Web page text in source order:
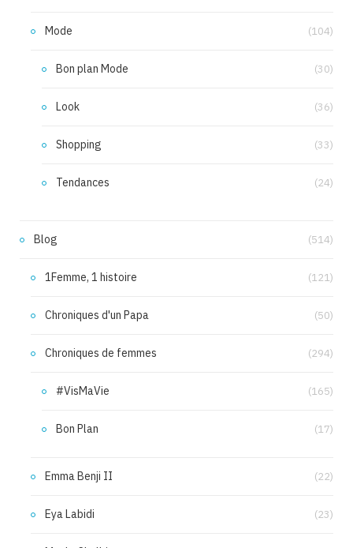
Mode (104)
Bon plan Mode (30)
Look (36)
Shopping (33)
Tendances (24)
Blog (514)
1Femme, 1 histoire (121)
Chroniques d'un Papa (50)
Chroniques de femmes (294)
#VisMaVie (165)
Bon Plan (17)
Emma Benji II (22)
Eya Labidi (23)